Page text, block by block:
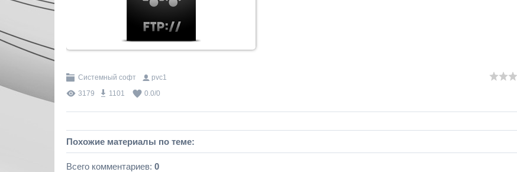
Системный софт
pvc1
3179
1101 0.0/0
Похожие материалы по теме:
Всего комментариев: 0